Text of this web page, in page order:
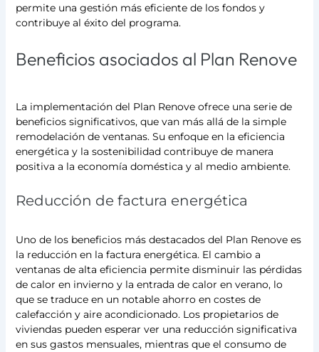
permite una gestión más eficiente de los fondos y
contribuye al éxito del programa.
Beneficios asociados al Plan Renove
La implementación del Plan Renove ofrece una serie de
beneficios significativos, que van más allá de la simple
remodelación de ventanas. Su enfoque en la eficiencia
energética y la sostenibilidad contribuye de manera
positiva a la economía doméstica y al medio ambiente.
Reducción de factura energética
Uno de los beneficios más destacados del Plan Renove es
la reducción en la factura energética. El cambio a
ventanas de alta eficiencia permite disminuir las pérdidas
de calor en invierno y la entrada de calor en verano, lo
que se traduce en un notable ahorro en costes de
calefacción y aire acondicionado. Los propietarios de
viviendas pueden esperar ver una reducción significativa
en sus gastos mensuales, mientras que el consumo de